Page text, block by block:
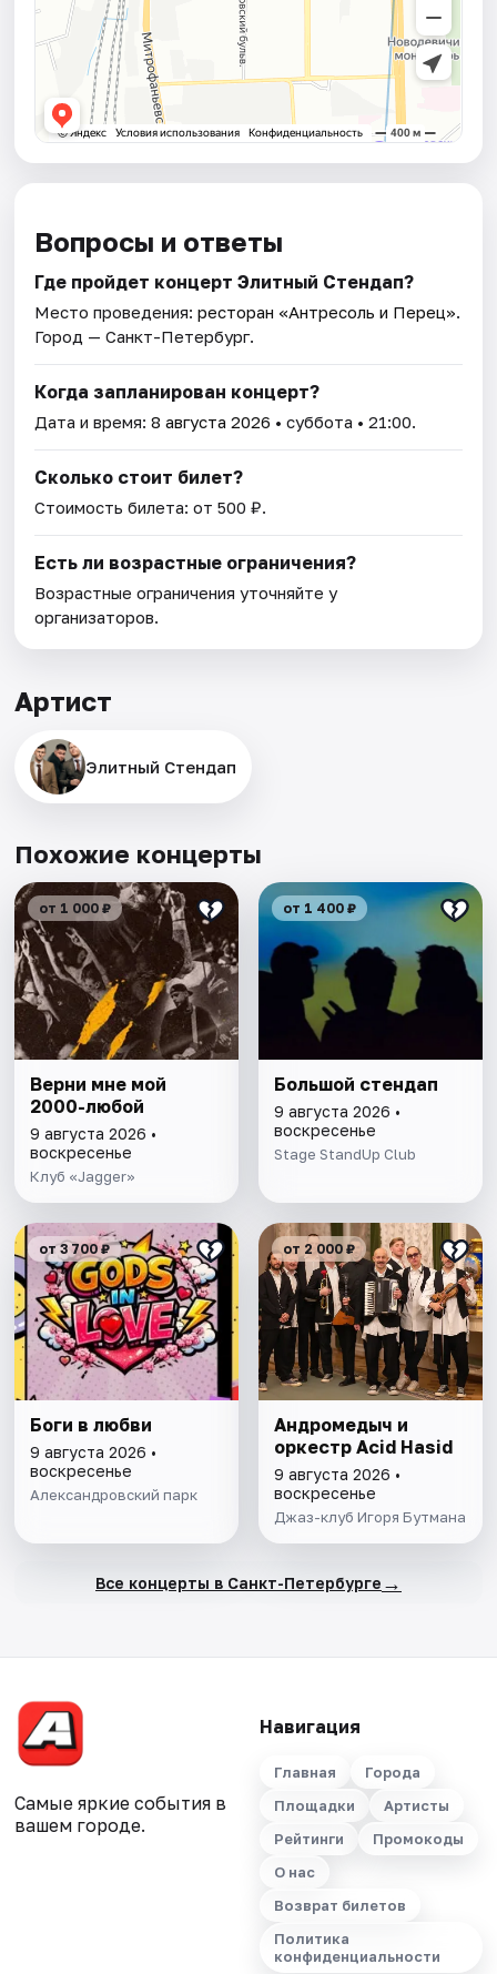
Вопросы и ответы
Где пройдет концерт Элитный Стендап?
Место проведения:ресторан «Антресоль и Перец».
Город — Санкт-Петербург.
Когда запланирован концерт?
Дата и время:8 августа 2026 • суббота • 21:00.
Сколько стоит билет?
Стоимость билета: от 500 ₽.
Есть ли возрастные ограничения?
Возрастные ограничения уточняйте у
организаторов.
Артист
Элитный Стендап
Похожие концерты
от 1 000 ₽
Верни мне мой
2000-любой
9 августа 2026 •
воскресенье
Клуб «Jagger»
от 1 400 ₽
Большой стендап
9 августа 2026 •
воскресенье
Stage StandUp Club
от 3 700 ₽
Боги в любви
9 августа 2026 •
воскресенье
Александровский парк
от 2 000 ₽
Андромедыч и
оркестр Acid Hasid
9 августа 2026 •
воскресенье
Джаз-клуб Игоря Бутмана
Все концерты в Санкт-Петербурге →
Самые яркие события в
вашем городе.
Навигация
Главная
Города
Площадки
Артисты
Рейтинги
Промокоды
О нас
Возврат билетов
Политика
конфиденциальности